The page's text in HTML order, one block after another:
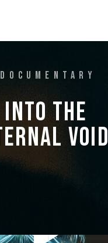
DOCUMENTARY
INTO THE
VOID